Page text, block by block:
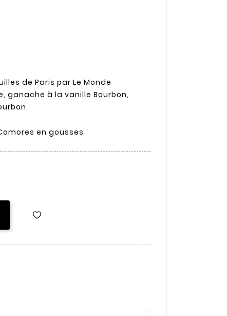
de Paris par Le Monde
ganache à la vanille Bourbon,
en gousses